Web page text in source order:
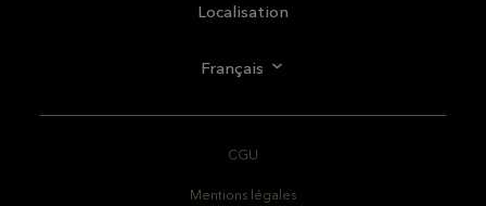
Localisation
Français
CGU
Mentions légales